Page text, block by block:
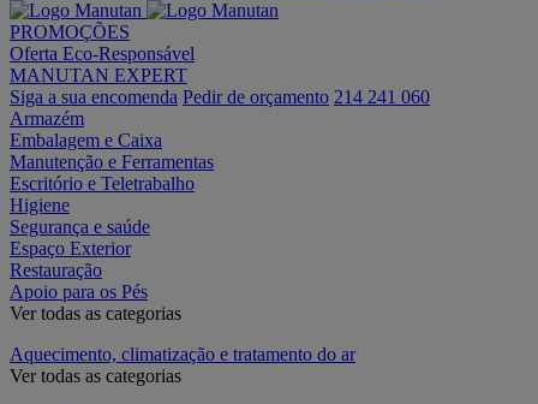
PROMOÇÕES
Oferta Eco-Responsável
MANUTAN EXPERT
Siga a sua encomenda Pedir de orçamento 214 241 060
Armazém
Embalagem e Caixa
Manutenção e Ferramentas
Escritório e Teletrabalho
Higiene
Segurança e saúde
Espaço Exterior
Restauração
Apoio para os Pés
Ver todas as categorias
Aquecimento, climatização e tratamento do ar
Ver todas as categorias